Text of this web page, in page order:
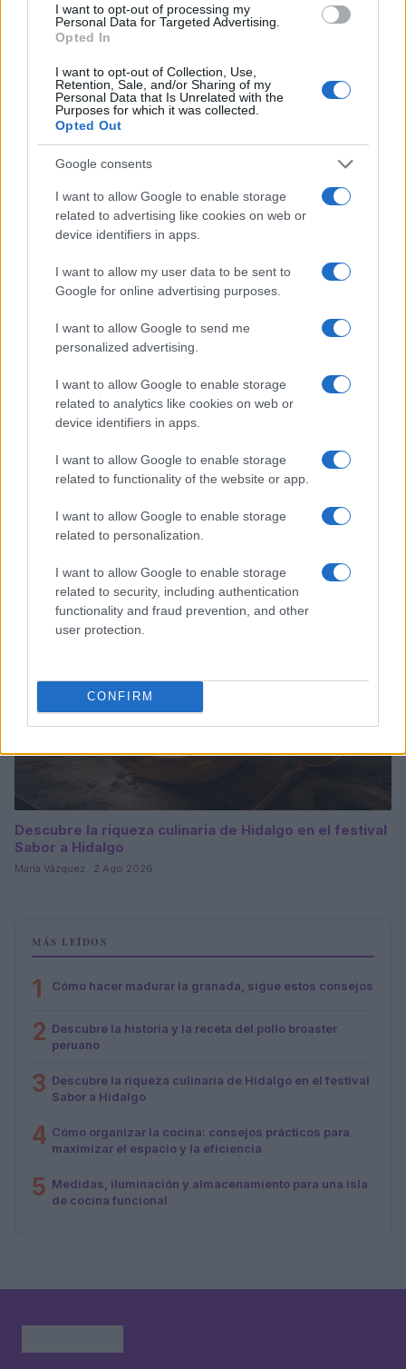
I want to opt-out of processing my
Personal Data for Targeted Advertising.
Opted In
I want to opt-out of Collection, Use,
Retention, Sale, and/or Sharing of my
Personal Data that Is Unrelated with the
Purposes for which it was collected.
Opted Out
Google consents
I want to allow Google to enable storage
related to advertising like cookies on web or
device identifiers in apps.
I want to allow my user data to be sent to
Google for online advertising purposes.
I want to allow Google to send me
personalized advertising.
I want to allow Google to enable storage
related to analytics like cookies on web or
device identifiers in apps.
I want to allow Google to enable storage
related to functionality of the website or app.
I want to allow Google to enable storage
related to personalization.
I want to allow Google to enable storage
related to security, including authentication
functionality and fraud prevention, and other
user protection.
CONFIRM
Medidas, iluminación y almacenamiento para una isla
Lucía Fernández · 3 Ago 2026
y rápidos
Diego Romero · 3 Ago 2026
CONSEJOS DE COCINA
Descubre la riqueza culinaria de Hidalgo en el festival
Sabor a Hidalgo
María Vázquez · 2 Ago 2026
MÁS LEÍDOS
1 Cómo hacer madurar la granada, sigue estos consejos
2 Descubre la historia y la receta del pollo broaster
peruano
3 Descubre la riqueza culinaria de Hidalgo en el festival
Sabor a Hidalgo
4 Cómo organizar la cocina: consejos prácticos para
maximizar el espacio y la eficiencia
5 Medidas, iluminación y almacenamiento para una isla
de cocina funcional